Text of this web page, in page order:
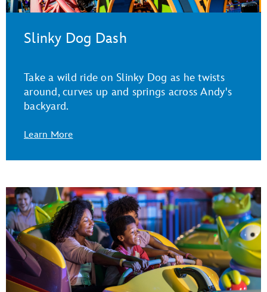
Slinky Dog Dash
Take a wild ride on Slinky Dog as he twists
around, curves up and springs across Andy's
backyard.
Learn More